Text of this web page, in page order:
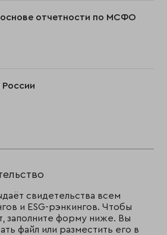
основе отчетности по МСФО
свидетельства всем
и ESG-рэнкингов. Чтобы
заполните форму ниже. Вы
файл или разместить его в